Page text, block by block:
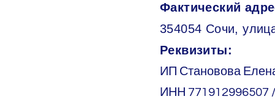
Фактический
354054 Сочи,
Реквизиты:
ИП Становова
ИНН